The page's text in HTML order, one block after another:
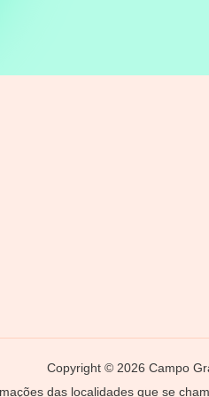
Copyright © 2026 Campo
das localidades que se